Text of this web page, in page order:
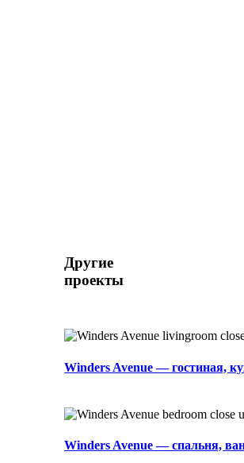
Другие
проекты
Winders Avenue — гостиная,
Winders Avenue — спальня,